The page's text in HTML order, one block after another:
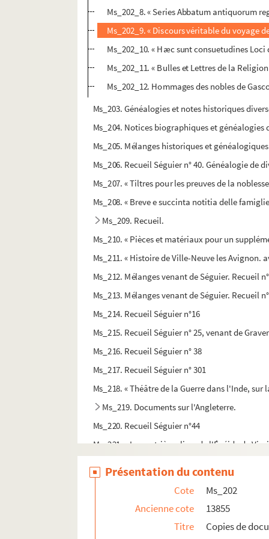
Ms_202_8. « Series Abbatum antiquorum
Ms_202_9. « Discours véritable du voyage
Ms_202_10. « Hæc sunt consuetudines
Ms_202_11. « Bulles et Lettres de la
Ms_202_12. Hommages des nobles de
Ms_203. Généalogies et notes historiques
Ms_204. Notices biographiques et
Ms_205. Mélanges historiques et
Ms_206. Recueil Séguier n° 40. Généalogie de
Ms_207. « Tiltres pour les preuves de la
Ms_208. « Breve e succinta notitia delle
Ms_209. Recueil.
Ms_210. « Pièces et matériaux pour un
Ms_211. « Histoire de Ville-Neuve les
Ms_212. Mélanges venant de Séguier. Recueil
Ms_213. Mélanges venant de Séguier. Recueil
Ms_214. Recueil Séguier n°16
Ms_215. Recueil Séguier n° 25, venant de
Ms_216. Recueil Séguier n° 38
Ms_217. Recueil Séguier n° 301
Ms_218. « Théâtre de la Guerre dans l'Inde, sur
Ms_219. Documents sur l'Angleterre.
Ms_220. Recueil Séguier n°44
Ms_221. « Le quatrième livre de l'Énéide de
Ms_223. Traduction en français des Histoires
Présentation du contenu
Cote
Ms_202
Ancienne cote
13855
Titre
Copies de